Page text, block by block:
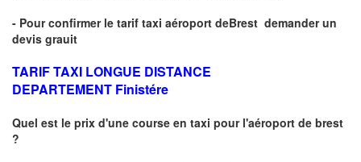
- Pour confirmer le tarif taxi aéroport deBrest demander un
devis grauit
TARIF TAXI LONGUE DISTANCE
DEPARTEMENT Finistére
Quel est le prix d'une course en taxi pour l'aéroport de brest
?